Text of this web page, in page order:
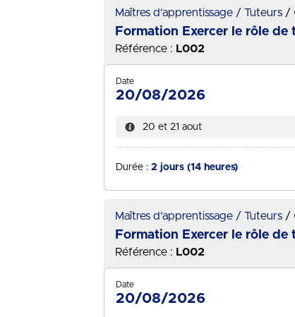
Maîtres d’apprentissage / Tuteurs
Formation Exercer le rôle
Référence : L002
Date
20/08/2026
20 et 21 aout
Durée : 2 jours (14 heures)
Maîtres d’apprentissage / Tuteurs
Formation Exercer le rôle
Référence : L002
Date
20/08/2026